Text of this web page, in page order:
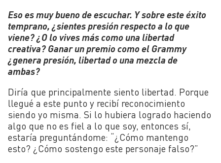
Eso es muy bueno de escuchar. Y sobre este éxito
temprano, ¿sientes presión respecto a lo que
viene? ¿O lo vives más como una libertad
creativa? Ganar un premio como el Grammy
¿genera presión, libertad o una mezcla de
ambas?
Diría que principalmente siento libertad. Porque
llegué a este punto y recibí reconocimiento
siendo yo misma. Si lo hubiera logrado haciendo
algo que no es fiel a lo que soy, entonces sí,
estaría preguntándome: “¿Cómo mantengo
esto? ¿Cómo sostengo este personaje falso?”